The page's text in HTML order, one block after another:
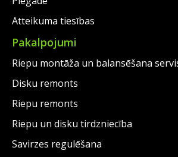
Atteikuma tiesības
Pakalpojumi
Riepu montāža un balansēšana
Disku remonts
Riepu remonts
Riepu un disku tirdzniecība
Savirzes regulēšana